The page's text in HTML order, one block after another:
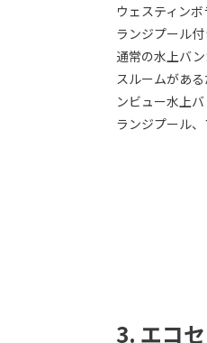
ウェスティン
ランジプール付
通常の水上バ
スルームがあ
ンビュー水上
ランジプール
3. エコ